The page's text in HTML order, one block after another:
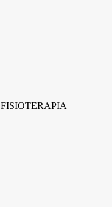
FISIOTERAPIA